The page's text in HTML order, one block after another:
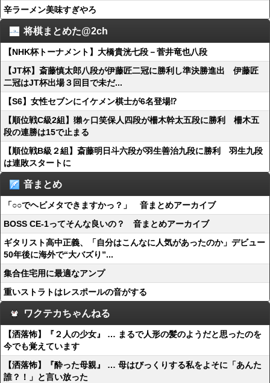
辛ラーメン美味すぎやろ
将棋まとめた@2ch
【NHK杯トーナメント】大橋貴洸七段－菅井竜也八段
【JT杯】斎藤慎太郎八段が伊藤匠二冠に勝利し準決勝進出 伊藤匠
二冠はJT杯出場３回目で未だ...
【S6】女性セブンにイケメン棋士が6名登場⁉
【順位戦C級2組】獺ヶ口笑保人四段が柵木幹太五段に勝利 柵木五
段の連勝は15で止まる
【順位戦B級２組】斎藤明日斗六段が羽生善治九段に勝利 羽生九段
は連敗スタートに
音まとめ
「○○でヘビメタできますかっ？」 音まとめアーカイブ
BOSS CE-1ってそんな良いの？ 音まとめアーカイブ
ギタリスト高中正義、「自分はこんなに人気があったのか」デビュー
50年後に海外で“大バズり”...
集合住宅用に最適なアンプ
重いストラトはレスポールの音がする
ワクテカちゃんねる
【洒落怖】『２人の少女』 … まるで人形の髪のようだと思ったのを
今でも覚えています
【洒落怖】『酔った母親』 … 母はびっくりする私をよそに「あんた
誰？！」と言い放った